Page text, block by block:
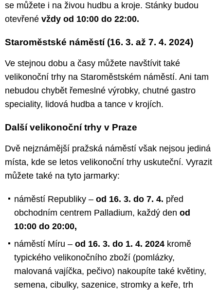
se můžete i na živou hudbu a kroje. Stánky budou
otevřené vždy od 10:00 do 22:00.
Staroměstské náměstí (16. 3. až 7. 4. 2024)
Ve stejnou dobu a časy můžete navštívit také
velikonoční trhy na Staroměstském náměstí. Ani tam
nebudou chybět řemeslné výrobky, chutné gastro
speciality, lidová hudba a tance v krojích.
Další velikonoční trhy v Praze
Dvě nejznámější pražská náměstí však nejsou jediná
místa, kde se letos velikonoční trhy uskuteční. Vyrazit
můžete také na tyto jarmarky:
náměstí Republiky – od 16. 3. do 7. 4. před
obchodním centrem Palladium, každý den od
10:00 do 20:00,
náměstí Míru – od 16. 3. do 1. 4. 2024 kromě
typického velikonočního zboží (pomlázky,
malovaná vajíčka, pečivo) nakoupíte také květiny,
semena, cibulky, sazenice, stromky a keře, trh